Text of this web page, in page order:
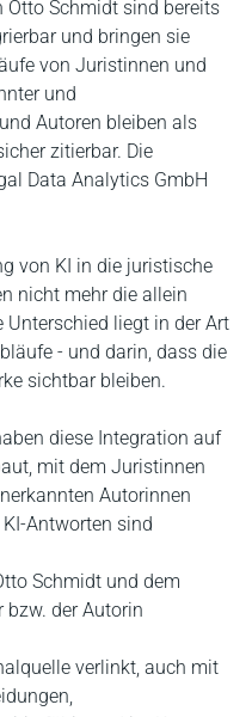
Otto Schmidt sind bereits
und bringen sie
von Juristinnen und
und
Autoren bleiben als
zitierbar. Die
Data Analytics GmbH
von KI in die juristische
nicht mehr die allein
Unterschied liegt in der Art
- und darin, dass die
sichtbar bleiben.
diese Integration auf
mit dem Juristinnen
Autorinnen
Antworten sind
Schmidt und dem
der Autorin
verlinkt, auch mit